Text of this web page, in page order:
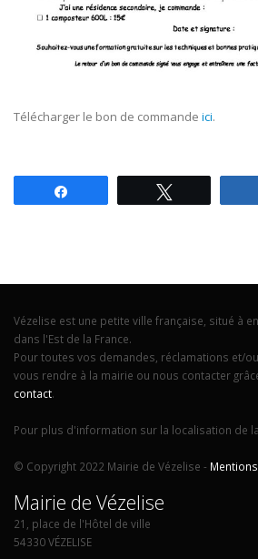
Télécharger le bon de commande ici.
Vézelise est une petite ville française, situé à
dans l'Est de la France.
Pour toutes vos demandes, réclamations et/
vous rendre à la mairie ou nous contacter
contact.
Pour plus d'information sur la localisation de
© Copyright 2022 Mairie de Vézelise -
Mairie de Vézelise
21, place de l'Hôtel de ville
54330 VÉZELISE